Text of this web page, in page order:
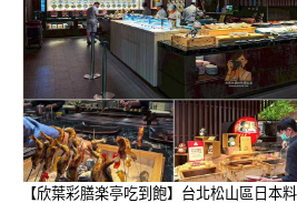
【欣葉彩膳楽亭吃到飽】台北松山區日本